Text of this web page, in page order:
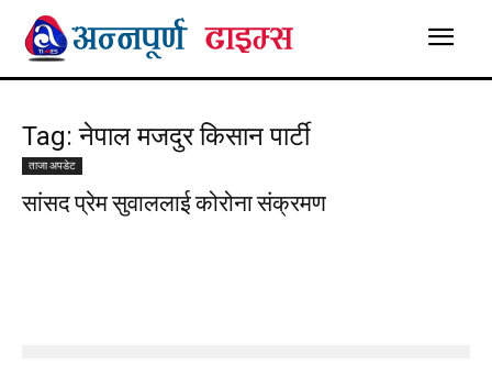
Tag: नेपाल मजदुर किसान पार्टी
ताजा अपडेट
सांसद प्रेम सुवाललाई कोरोना संक्रमण